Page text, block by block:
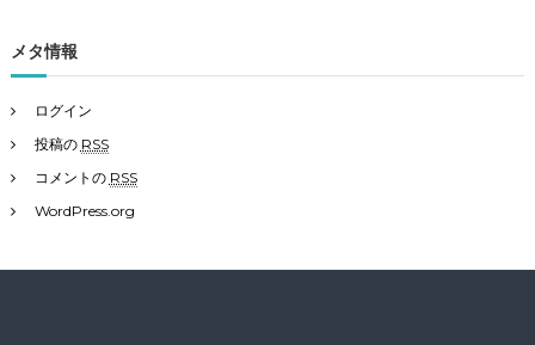
メタ情報
ログイン
投稿の RSS
コメントの RSS
WordPress.org